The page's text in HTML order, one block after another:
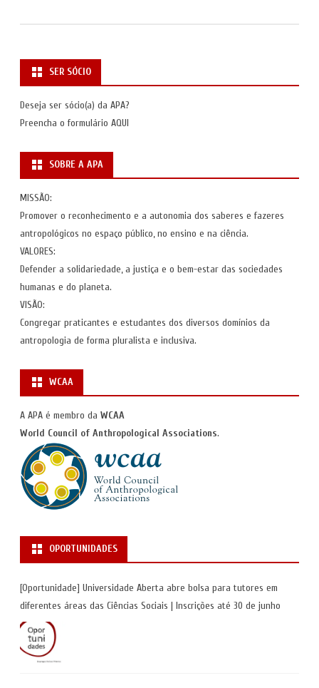
SER SÓCIO
Deseja ser sócio(a) da APA?
Preencha o formulário AQUI
SOBRE A APA
MISSÃO:
Promover o reconhecimento e a autonomia dos saberes e fazeres
antropológicos no espaço público, no ensino e na ciência.
VALORES:
Defender a solidariedade, a justiça e o bem-estar das sociedades
humanas e do planeta.
VISÃO:
Congregar praticantes e estudantes dos diversos domínios da
antropologia de forma pluralista e inclusiva.
WCAA
A APA é membro da WCAA
World Council of Anthropological Associations.
OPORTUNIDADES
[Oportunidade] Universidade Aberta abre bolsa para tutores em
diferentes áreas das Ciências Sociais | Inscrições até 30 de junho